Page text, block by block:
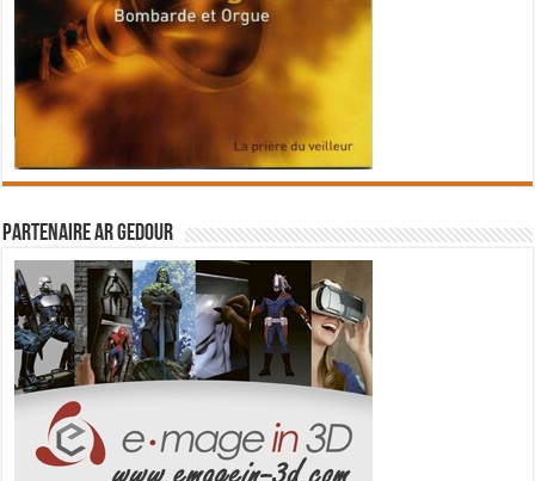
Partenaire Ar Gedour